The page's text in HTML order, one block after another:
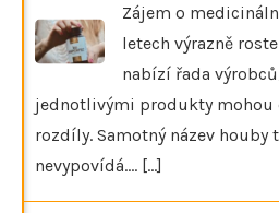
Zájem o
letech výrazně
nabízí řada
jednotlivými produkty mohou
rozdíly. Samotný název
nevypovídá.… [...]